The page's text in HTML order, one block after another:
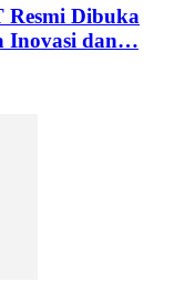
Dibuka
Inovasi dan…